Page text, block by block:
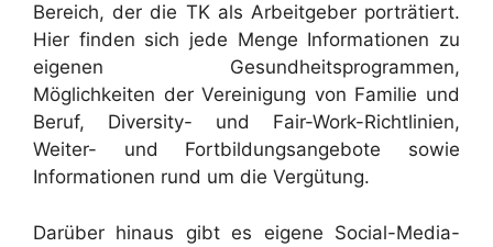
Bereich, der die TK als Arbeitgeber porträtiert.
Hier finden sich jede Menge Informationen zu
eigenen Gesundheitsprogrammen,
Möglichkeiten der Vereinigung von Familie und
Beruf, Diversity- und Fair-Work-Richtlinien,
Weiter- und Fortbildungsangebote sowie
Informationen rund um die Vergütung.
Darüber hinaus gibt es eigene Social-Media-